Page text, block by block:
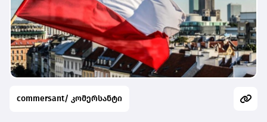
commersant/ კომერსანტი